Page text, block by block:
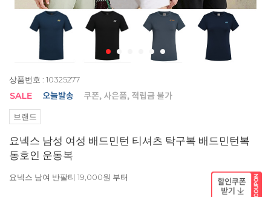
상품번호 : 10325277
브랜드
요넥스 남성 여성 배드민턴 티셔츠 탁구복 배드민턴복
동호인 운동복
요넥스 남여 반팔티 19,000원 부터